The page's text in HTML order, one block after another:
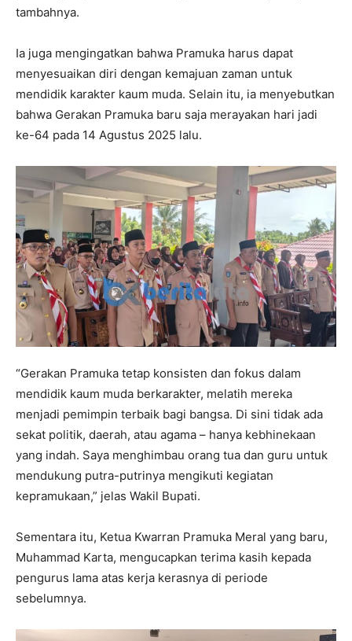
tambahnya.
Ia juga mengingatkan bahwa Pramuka harus dapat
menyesuaikan diri dengan kemajuan zaman untuk
mendidik karakter kaum muda. Selain itu, ia menyebutkan
bahwa Gerakan Pramuka baru saja merayakan hari jadi
ke-64 pada 14 Agustus 2025 lalu.
“Gerakan Pramuka tetap konsisten dan fokus dalam
mendidik kaum muda berkarakter, melatih mereka
menjadi pemimpin terbaik bagi bangsa. Di sini tidak ada
sekat politik, daerah, atau agama – hanya kebhinekaan
yang indah. Saya menghimbau orang tua dan guru untuk
mendukung putra-putrinya mengikuti kegiatan
kepramukaan,” jelas Wakil Bupati.
Sementara itu, Ketua Kwarran Pramuka Meral yang baru,
Muhammad Karta, mengucapkan terima kasih kepada
pengurus lama atas kerja kerasnya di periode
sebelumnya.